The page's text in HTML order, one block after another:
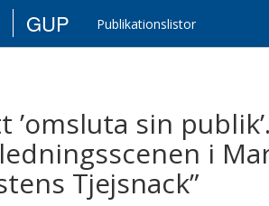
GUP Publikationslistor
’omsluta sin
i
Tjejsnack”